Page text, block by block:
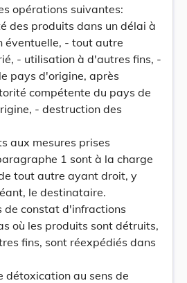
opérations suivantes:
des produits dans un délai à
éventuelle, - tout autre
- utilisation à d'autres fins, -
pays d'origine, après
compétente du pays de
- destruction des
aux mesures prises
1 sont à la charge
tout autre ayant droit, y
le destinataire.
de constat d'infractions
où les produits sont détruits,
fins, sont réexpédiés dans
détoxication au sens de